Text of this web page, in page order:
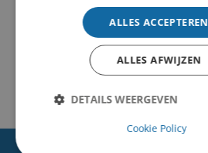
ALLES ACCEPTEREN
ALLES AFWIJZEN
DETAILS WEERGEVEN
Cookie Policy